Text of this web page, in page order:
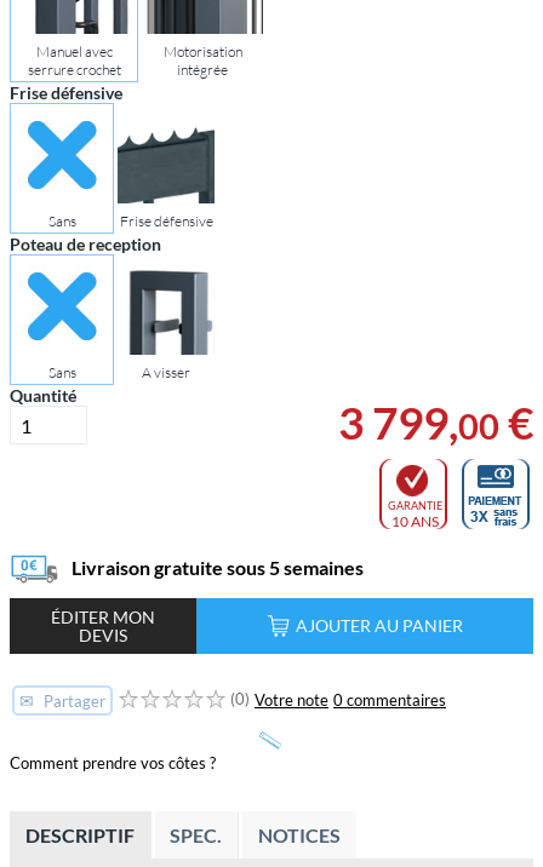
Manuel avec
serrure crochet
Motorisation
intégrée
Frise défensive
Sans Frise défensive
Poteau de reception
Sans A visser
Quantité
3 799,00 €
GARANTIE
10 ANS
Livraison gratuite sous 5 semaines
ÉDITER MON
DEVIS
AJOUTER AU PANIER
✉ Partager (0) Votre note 0 commentaires
Comment prendre vos côtes ?
DESCRIPTIF SPEC. NOTICES